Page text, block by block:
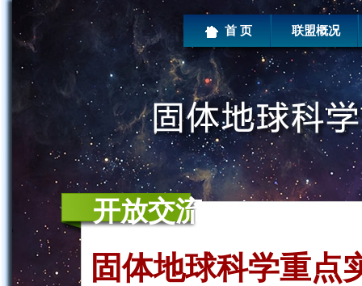
首 页 联盟概况
开放交流
固体地球科学重点